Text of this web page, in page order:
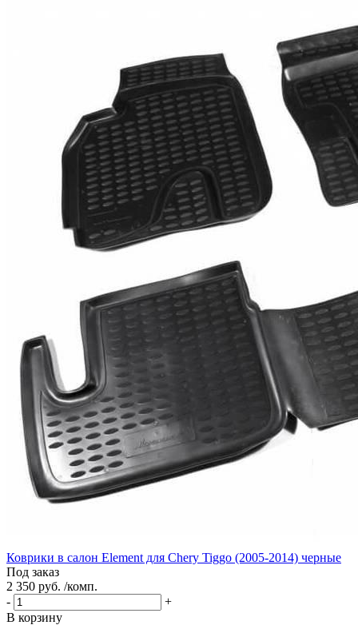
Коврики в салон Element для Chery Tiggo (2005-2014) черные
Под заказ
2 350 руб. /комп.
-
+
В корзину